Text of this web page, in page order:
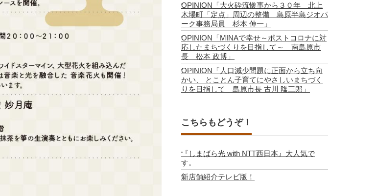
OPINION「大火砕流惨事から３０年 北上
木場町「定点」周辺の整備 島原半島ジオパ
ーク事務局員 杉本 伸一」
OPINION「MINAで幸せ～ポストコロナに対
応したまちづくりを目指して～ 南島原市
長 松本 政博」
OPINION「人口減少問題に正面から立ち向
かい、 とことん子育てにやさしいまちづく
りを目指して 島原市長 古川 隆三郎」
こちらもどうぞ！
『しまばら光 with NTT西日本』大人気で
す。
新店舗紹介テレビ版！